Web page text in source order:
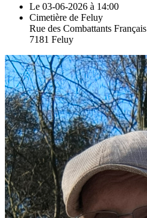
Le 03-06-2026 à 14:00
Cimetière de Feluy
Rue des Combattants Français
7181 Feluy